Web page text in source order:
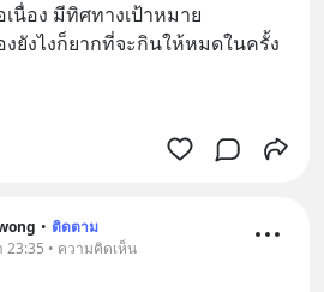
นื่อง มีทิศทางเป้าหมาย
ยังไงก็ยากที่จะกินให้หมดในครั้ง
• ติดตาม
23:35 • ความคิดเห็น